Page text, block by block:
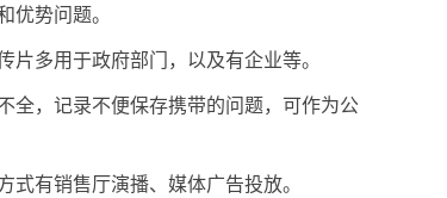
优势问题。
多用于政府部门，以及有企业等。
全，记录不便保存携带的问题，可作为公
有销售厅演播、媒体广告投放。